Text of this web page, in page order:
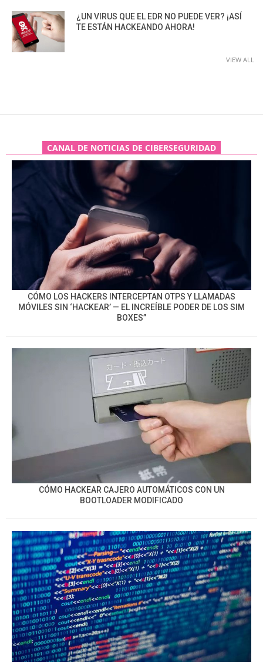
¿UN VIRUS QUE EL EDR NO PUEDE VER? ¡ASÍ
TE ESTÁN HACKEANDO AHORA!
VIEW ALL
CANAL DE NOTICIAS DE CIBERSEGURIDAD
CÓMO LOS HACKERS INTERCEPTAN OTPS Y LLAMADAS
MÓVILES SIN ‘HACKEAR’ — EL INCREÍBLE PODER DE LOS SIM
BOXES”
CÓMO HACKEAR CAJERO AUTOMÁTICOS CON UN
BOOTLOADER MODIFICADO